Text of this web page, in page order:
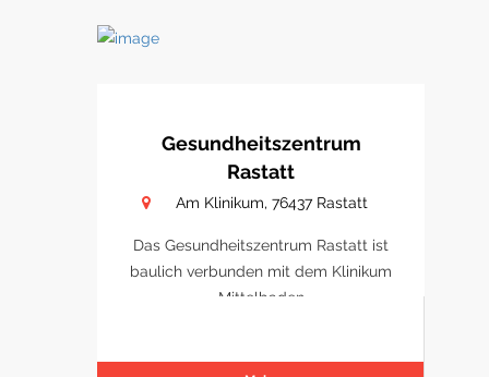
Gesundheitszentrum
Rastatt
Am Klinikum, 76437 Rastatt
Das Gesundheitszentrum Rastatt ist
baulich verbunden mit dem Klinikum
Mittelbaden